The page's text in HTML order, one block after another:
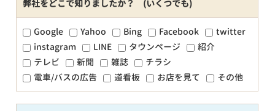
弊社をどこで知りましたか？ (いくつでも)
Google Yahoo Bing Facebook
twitter
instagram
LINE タウンページ
紹介
テレビ
新聞 雑誌
チラシ
電車/バスの広告
道看板 お店を見て その他